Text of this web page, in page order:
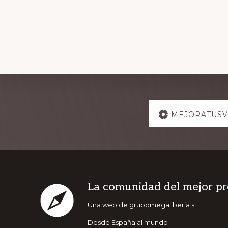
Footer
La comunidad del mejor
Una web de grupomega iberia sl
Desde España al mundo